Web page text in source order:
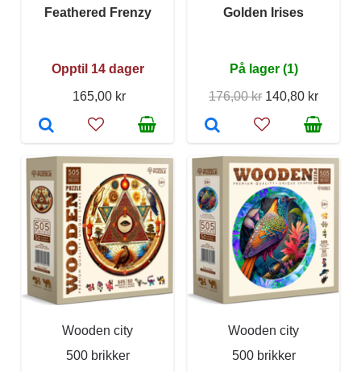
Feathered Frenzy
Opptil 14 dager
165,00 kr
Golden Irises
På lager (1)
176,00 kr 140,80 kr
Wooden city
500 brikker
Wooden city
500 brikker